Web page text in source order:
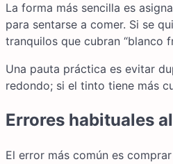
La forma más sencilla es
para sentarse a comer. Si se
tranquilos que cubran “blanco
Una pauta práctica es evitar
redondo; si el tinto tiene más
Errores habituales
El error más común es